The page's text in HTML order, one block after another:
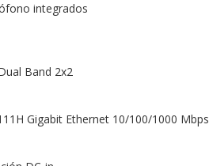
integrados
Band 2x2
Gigabit Ethernet 10/100/1000 Mbps